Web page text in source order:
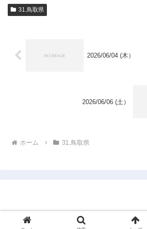
31.鳥取県
2026/06/04 (木）
2026/06/06 (土）
ホーム 31.鳥取県
© 2024 1950年市町村完訪仮想